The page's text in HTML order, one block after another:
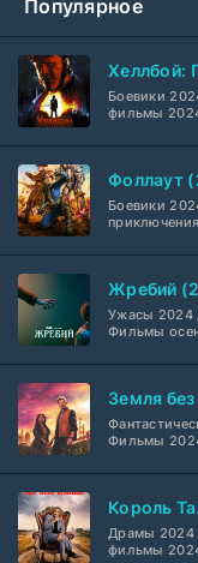
Шугар
Укрытие
1-3 сезон
Мыс страха
1 сезон
1-2 сезон
1 сезон
Анна
Популярное
Хеллбой:
Боевики
фильмы
2024 /
высоким
Крутые
Фоллаут
Боевики
смотреть /
Жребий
Ужасы 2024
Фильмы
фильмы /
фильмы
Земля
Фильмы
Король
Драмы 2024
фильмы